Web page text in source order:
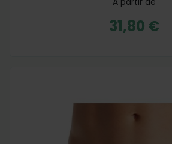
31,80 €